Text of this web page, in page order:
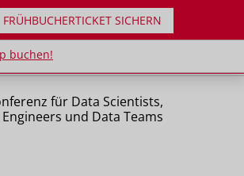
FRÜHBUCHERTICKET SICHERN
buchen!
im Shop buchen!
für Data Scientists,
und Data Teams